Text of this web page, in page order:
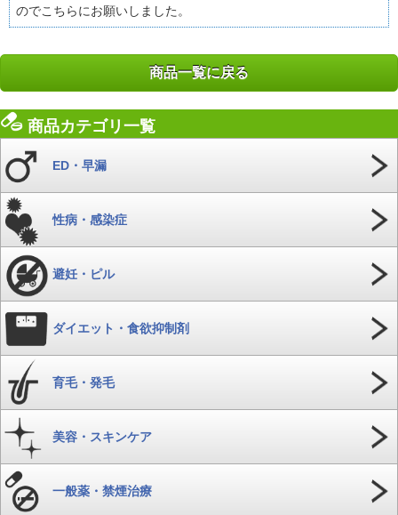
のでこちらにお願いしました。
商品一覧に戻る
商品カテゴリ一覧
ED・早漏
性病・感染症
避妊・ピル
ダイエット・食欲抑制剤
育毛・発毛
美容・スキンケア
一般薬・禁煙治療